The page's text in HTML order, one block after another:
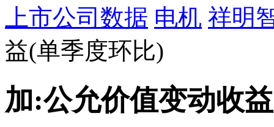
上市公司数据 电机 祥明
益(单季度环比)
加:公允价值变动收